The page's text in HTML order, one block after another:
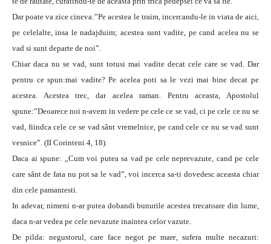
Dar poate va zice cineva:”Pe acestea le traim, incercandu-le in viata de aici,
pe celelalte, insa le nadajduim; acestea sunt vadite, pe cand acelea nu se
vad si sunt departe de noi”.
Chiar daca nu se vad, sunt totusi mai vadite decat cele care se vad. Dar
pentru ce spun:mai vadite? Pe acelea poti sa le vezi mai bine decat pe
acestea. Acestea trec, dar acelea raman. Pentru aceasta, Apostolul
spune:”Deoarece noi n-avem in vedere pe cele ce se vad, ci pe cele ce nu se
vad, fiindca cele ce se vad sânt vremelnice, pe cand cele ce nu se vad sunt
vesnice”. (II Corinteni 4, 18).
Daca ai spune: „Cum voi putea sa vad pe cele neprevazute, cand pe cele
care sânt de fata nu pot sa le vad”, voi incerca sa-ti dovedesc aceasta chiar
din cele pamantesti.
In adevar, nimeni n-ar putea dobandi bunurile acestea trecatoare din lume,
daca n-ar vedea pe cele nevazute inaintea celor vazute.
De pilda: negustorul, care face negot pe mare, sufera multe necazuri: